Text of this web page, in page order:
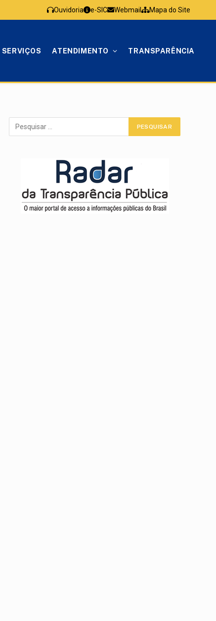
Ouvidoria e-SIC Webmail Mapa do Site
SERVIÇOS ATENDIMENTO TRANSPARÊNCIA